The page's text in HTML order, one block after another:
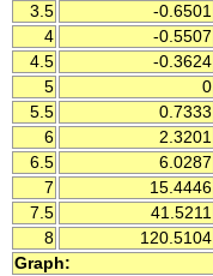
3.5
-0.6501
4
-0.5507
4.5
-0.3624
5
0
5.5
0.7333
6
2.3201
6.5
6.0287
7
15.4446
7.5
41.5211
8
120.5104
Graph: